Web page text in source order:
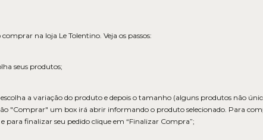
na loja Le Tolentino. Veja os passos:
seus produtos;
a variação do produto e depois o tamanho (alguns produtos não
"Comprar" um box irá abrir informando o produto selecionado. Para
para finalizar seu pedido clique em “Finalizar Compra”;